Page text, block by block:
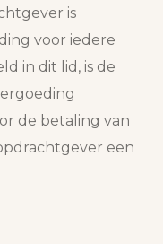
is
voor iedere
in dit lid, is de
de betaling van
een